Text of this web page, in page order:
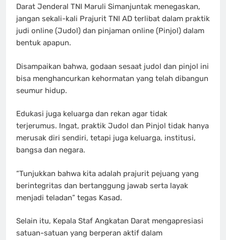
Darat Jenderal TNI Maruli Simanjuntak menegaskan,
jangan sekali-kali Prajurit TNI AD terlibat dalam praktik
judi online (Judol) dan pinjaman online (Pinjol) dalam
bentuk apapun.
Disampaikan bahwa, godaan sesaat judol dan pinjol ini
bisa menghancurkan kehormatan yang telah dibangun
seumur hidup.
Edukasi juga keluarga dan rekan agar tidak
terjerumus. Ingat, praktik Judol dan Pinjol tidak hanya
merusak diri sendiri, tetapi juga keluarga, institusi,
bangsa dan negara.
“Tunjukkan bahwa kita adalah prajurit pejuang yang
berintegritas dan bertanggung jawab serta layak
menjadi teladan” tegas Kasad.
Selain itu, Kepala Staf Angkatan Darat mengapresiasi
satuan-satuan yang berperan aktif dalam